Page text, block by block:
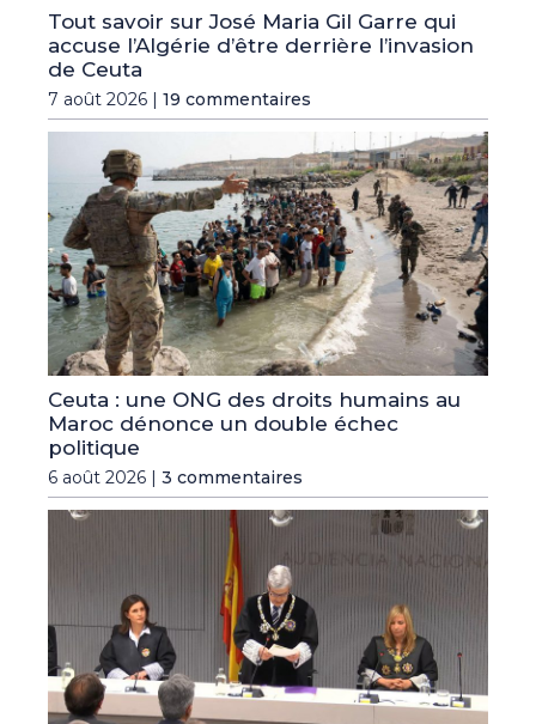
Tout savoir sur José Maria Gil Garre qui
accuse l’Algérie d’être derrière l’invasion
de Ceuta
7 août 2026 | 19 commentaires
Ceuta : une ONG des droits humains au
Maroc dénonce un double échec
politique
6 août 2026 | 3 commentaires